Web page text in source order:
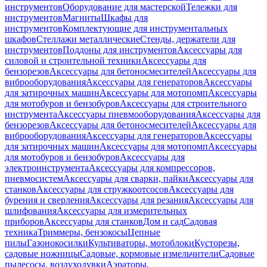
инструментовОборудование для мастерскойТележки для
инструментовМагнитыШкафы для
инструментовКомплектующие для инструментальных
шкафовСтеллажи металлическиеСтенды, держатели для
инструментовПоддоны для инструментовАксессуары для
силовой и строительной техникиАксессуары для
бензорезовАксессуары для бетоносмесителейАксессуары для
виброоборудованияАксессуары для генераторовАксессуары
для затирочных машинАксессуары для мотопомпАксессуары
для мотобуров и бензобуровАксессуары для строительного
инструментаАксессуары пневмооборудованияАксессуары для
бензорезовАксессуары для бетоносмесителейАксессуары для
виброоборудованияАксессуары для генераторовАксессуары
для затирочных машинАксессуары для мотопомпАксессуары
для мотобуров и бензобуровАксессуары для
электроинструментаАксессуары для компрессоров,
пневмосистемАксессуары для сварки, пайкиАксессуары для
станковАксессуары для стружкоотсосовАксессуары для
бурения и сверленияАксессуары для резанияАксессуары для
шлифованияАксессуары для измерительных
приборовАксессуары для станковДом и садСадовая
техникаТриммеры, бензокосыЦепные
пилыГазонокосилкиКультиваторы, мотоблокиКусторезы,
садовые ножницыСадовые, кормовые измельчителиСадовые
пылесосы, воздуходувкиАэраторы,